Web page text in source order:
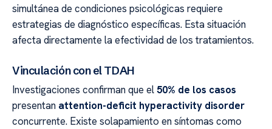
simultánea de condiciones psicológicas requiere
estrategias de diagnóstico específicas. Esta situación
afecta directamente la efectividad de los tratamientos.
Vinculación con el TDAH
Investigaciones confirman que el50% de los casos
presentan attention-deficit hyperactivity disorder
concurrente. Existe solapamiento en síntomas como